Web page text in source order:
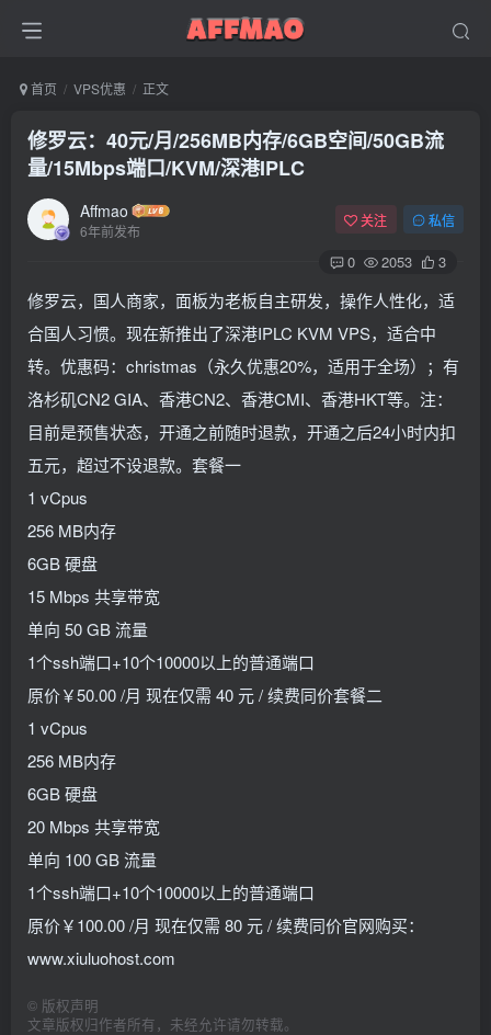
首页 VPS优惠 正文
修罗云：40元/月/256MB内存/6GB空间/50GB流
量/15Mbps端口/KVM/深港IPLC
Affmao
6年前发布
关注 私信
0 2053 3
修罗云，国人商家，面板为老板自主研发，操作人性化，适
合国人习惯。现在新推出了深港IPLC KVM VPS，适合中
转。优惠码：christmas（永久优惠20%，适用于全场）；有
洛杉矶CN2 GIA、香港CN2、香港CMI、香港HKT等。注：
目前是预售状态，开通之前随时退款，开通之后24小时内扣
五元，超过不设退款。套餐一
1 vCpus
256 MB内存
6GB 硬盘
15 Mbps 共享带宽
单向 50 GB 流量
1个ssh端口+10个10000以上的普通端口
原价￥50.00 /月 现在仅需 40 元 / 续费同价套餐二
1 vCpus
256 MB内存
6GB 硬盘
20 Mbps 共享带宽
单向 100 GB 流量
1个ssh端口+10个10000以上的普通端口
原价￥100.00 /月 现在仅需 80 元 / 续费同价官网购买：
www.xiuluohost.com
© 版权声明
文章版权归作者所有，未经允许请勿转载。